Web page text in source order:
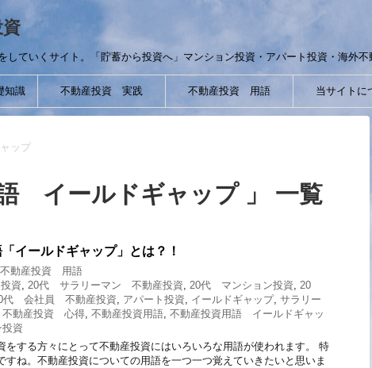
していくサイト。「貯蓄から投資へ」マンション投資・アパート投資・海外不
知識 不動産投資 実践 不動産投資 用語 当サイトに
ップ
語 イールドギャップ 」 一覧
イールドギャップ」とは？！
不動産投資 用語
資, 20代 サラリーマン 不動産投資, 20代 マンション投資, 20
代 会社員 不動産投資, アパート投資, イールドギャップ, サラリー
不動産投資 心得, 不動産投資用語, 不動産投資用語 イールドギャッ
資
をする方々にとって不動産投資にはいろいろな用語が使われます。 特
すね。不動産投資についての用語を一つ一つ覚えていきたいと思いま